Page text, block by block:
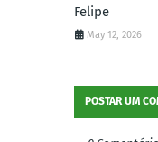
Felipe
May 12, 2026
POSTAR UM